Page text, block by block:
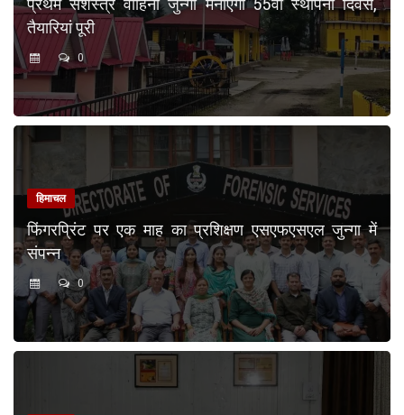
तैयारियां पूरी
0
हिमाचल
फिंगरप्रिंट पर एक माह का प्रशिक्षण एसएफएसएल जुन्गा में
संपन्न
0